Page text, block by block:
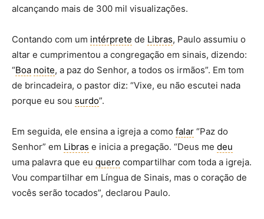
alcançando mais de 300 mil visualizações.
Contando com um intérprete de Libras, Paulo assumiu o
altar e cumprimentou a congregação em sinais, dizendo:
“Boa noite, a paz do Senhor, a todos os irmãos”. Em tom
de brincadeira, o pastor diz: “Vixe, eu não escutei nada
porque eu sou surdo”.
Em seguida, ele ensina a igreja a como falar “Paz do
Senhor” em Libras e inicia a pregação. “Deus me deu
uma palavra que eu quero compartilhar com toda a igreja.
Vou compartilhar em Língua de Sinais, mas o coração de
vocês serão tocados”, declarou Paulo.